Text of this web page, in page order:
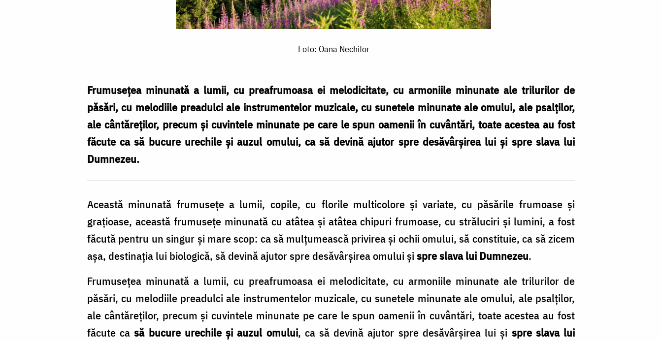
Foto: Oana Nechifor
Frumusețea minunată a lumii, cu preafrumoasa ei melodicitate, cu armoniile minunate ale trilurilor de
păsări, cu melodiile preadulci ale instrumentelor muzicale, cu sunetele minunate ale omului, ale psalților,
ale cântăreților, precum și cuvintele minunate pe care le spun oamenii în cuvântări, toate acestea au fost
făcute ca să bucure urechile și auzul omului, ca să devină ajutor spre desăvârșirea lui și spre slava lui
Dumnezeu.
Această minunată frumusețe a lumii, copile, cu florile multicolore și variate, cu păsările frumoase și
grațioase, această frumusețe minunată cu atâtea și atâtea chipuri frumoase, cu străluciri și lumini, a fost
făcută pentru un singur și mare scop: ca să mulțumească privirea și ochii omului, să constituie, ca să zicem
așa, destinația lui biologică, să devină ajutor spre desăvârșirea omului și spre slava lui Dumnezeu.
Frumusețea minunată a lumii, cu preafrumoasa ei melodicitate, cu armoniile minunate ale trilurilor de
păsări, cu melodiile preadulci ale instrumentelor muzicale, cu sunetele minunate ale omului, ale psalților,
ale cântăreților, precum și cuvintele minunate pe care le spun oamenii în cuvântări, toate acestea au fost
făcute casă bucure urechile și auzul omului, ca să devină ajutor spre desăvârșirea lui și spre slava lui